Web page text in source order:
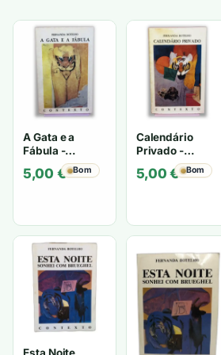
A Gata e a
Fábula -
Fernanda
Botelho
5,00 € Bom
Calendário
Privado -
Fernanda
Botelho
5,00€ Bom
Esta Noite